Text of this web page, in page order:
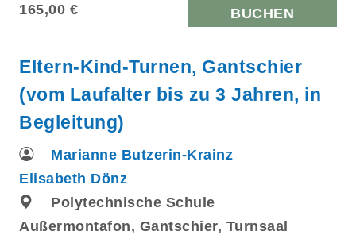
165,00 € BUCHEN
Eltern-Kind-Turnen, Gantschier
(vom Laufalter bis zu 3 Jahren, in
Begleitung)
Marianne Butzerin-Krainz
Elisabeth Dönz
Polytechnische Schule
Außermontafon, Gantschier, Turnsaal